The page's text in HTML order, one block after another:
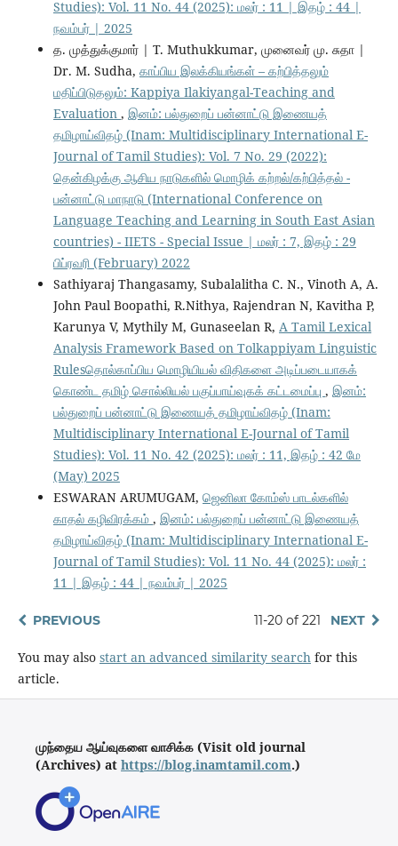
Studies): Vol. 11 No. 44 (2025): மலர் : 11 | இதழ் : 44 |
நவம்பர் | 2025
த. முத்துக்குமார் | T. Muthukkumar, முனைவர் மு. சுதா |
Dr. M. Sudha, காப்பிய இலக்கியங்கள் – கற்பித்தலும்
மதிப்பிடுதலும்: Kappiya Ilakiyangal-Teaching and
Evaluation , இனம்: பல்துறைப் பன்னாட்டு இணையத்
தமிழாய்விதழ் (Inam: Multidisciplinary International E-
Journal of Tamil Studies): Vol. 7 No. 29 (2022):
தென்கிழக்கு ஆசிய நாடுகளில் மொழிக் கற்றல்/கற்பித்தல் -
பன்னாட்டு மாநாடு (International Conference on
Language Teaching and Learning in South East Asian
countries) - IIETS - Special Issue | மலர் : 7, இதழ் : 29
பிப்ரவரி (February) 2022
Sathiyaraj Thangasamy, Subalalitha C. N., Vinoth A, A.
John Paul Boopathi, R.Nithya, Rajendran N, Kavitha P,
Karunya V, Mythily M, Gunaseelan R, A Tamil Lexical
Analysis Framework Based on Tolkappiyam Linguistic
Rulesதொல்காப்பிய மொழியியல் விதிகளை அடிப்படையாகக்
கொண்ட தமிழ் சொல்லியல் பகுப்பாய்வுகக் கட்டமைப்பு , இனம்:
பல்துறைப் பன்னாட்டு இணையத் தமிழாய்விதழ் (Inam:
Multidisciplinary International E-Journal of Tamil
Studies): Vol. 11 No. 42 (2025): மலர் : 11, இதழ் : 42 மே
(May) 2025
ESWARAN ARUMUGAM, ஜெனிலா கோம்ஸ் பாடல்களில்
காதல் கழிவிரக்கம் , இனம்: பல்துறைப் பன்னாட்டு இணையத்
தமிழாய்விதழ் (Inam: Multidisciplinary International E-
Journal of Tamil Studies): Vol. 11 No. 44 (2025): மலர் :
11 | இதழ் : 44 | நவம்பர் | 2025
PREVIOUS 11-20 of 221 NEXT
You may also start an advanced similarity searchfor this
article.
முந்தைய ஆய்வுகளை வாசிக்க (Visit old journal
(Archives) at https://blog.inamtamil.com.)